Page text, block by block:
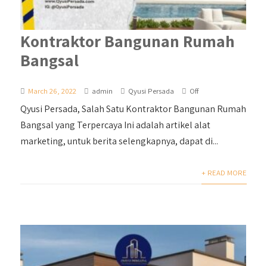
Kontraktor Bangunan Rumah
Bangsal
March 26, 2022 admin Qyusi Persada Off
Qyusi Persada, Salah Satu Kontraktor Bangunan Rumah
Bangsal yang Terpercaya Ini adalah artikel alat
marketing, untuk berita selengkapnya, dapat di...
+ READ MORE